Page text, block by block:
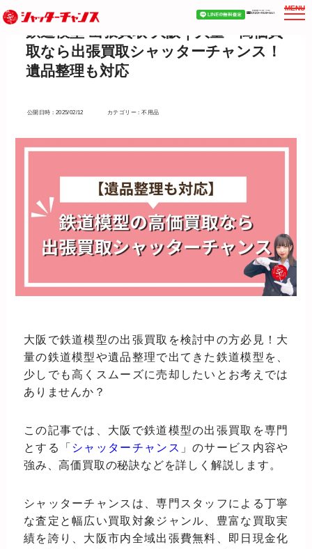
MENU
鉄道模型 出張買取 大阪｜大量・高価買
取なら出張買取シャッターチャンス！
遺品整理も対応
公開日時 : 2025/02/12 カテゴリー : 不用品
大阪で鉄道模型の出張買取を検討中の方必見！大
量の鉄道模型や遺品整理で出てきた鉄道模型を、
少しでも高くスムーズに売却したいとお考えでは
ありませんか？
この記事では、大阪で鉄道模型の出張買取を専門
とする「 シャッターチャンス 」のサービス内容や
強み、高価買取の秘訣などを詳しく解説します。
シャッターチャンスは、専門スタッフによる丁寧
な査定と幅広い買取対象ジャンル、豊富な買取実
績を誇り、大阪市内全域出張費無料、即日現金化